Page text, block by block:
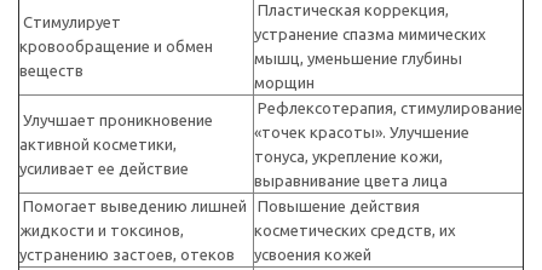
Стимулирует
кровообращение и обмен
веществ
Пластическая коррекция,
устранение спазма мимических
мышц, уменьшение глубины
морщин
Улучшает проникновение
активной косметики,
усиливает ее действие
Рефлексотерапия, стимулирование
«точек красоты». Улучшение
тонуса, укрепление кожи,
выравнивание цвета лица
Помогает выведению лишней
жидкости и токсинов,
устранению застоев, отеков
Повышение действия
косметических средств, их
усвоения кожей